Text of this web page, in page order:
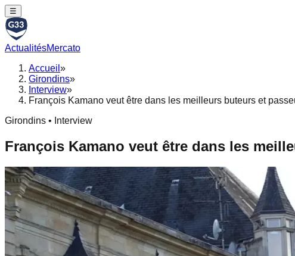
☰
ActualitésMercato
Accueil »
Girondins»
Interview»
François Kamano veut être dans les meilleurs buteurs et
Girondins • Interview
François Kamano veut être dans les